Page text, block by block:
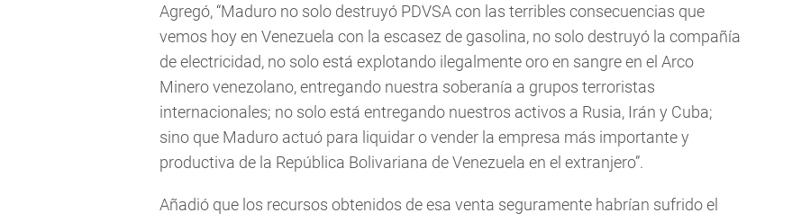
Agregó, “Maduro no solo destruyó PDVSA con las terribles consecuencias que
vemos hoy en Venezuela con la escasez de gasolina, no solo destruyó la compañía
de electricidad, no solo está explotando ilegalmente oro en sangre en el Arco
Minero venezolano, entregando nuestra soberanía a grupos terroristas
internacionales; no solo está entregando nuestros activos a Rusia, Irán y Cuba;
sino que Maduro actuó para liquidar o vender la empresa más importante y
productiva de la República Bolivariana de Venezuela en el extranjero”.
Añadió que los recursos obtenidos de esa venta seguramente habrían sufrido el